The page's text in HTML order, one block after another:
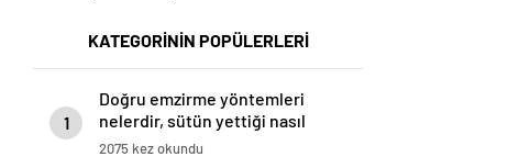
KATEGORİNİN POPÜLERLERİ
1
Doğru emzirme yöntemleri
nelerdir, sütün yettiği nasıl
anlaşılır?
2075 kez okundu